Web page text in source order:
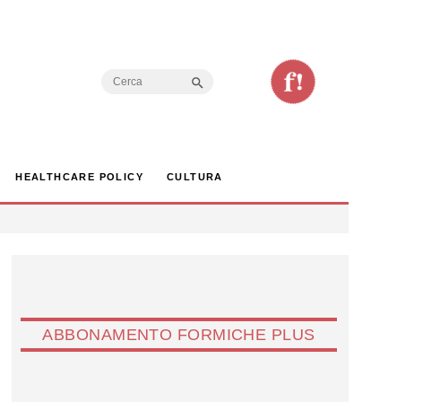
Search
HEALTHCARE POLICY CULTURA
ABBONAMENTO FORMICHE PLUS